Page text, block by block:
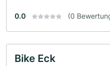
0.0 (0
Bike Eck